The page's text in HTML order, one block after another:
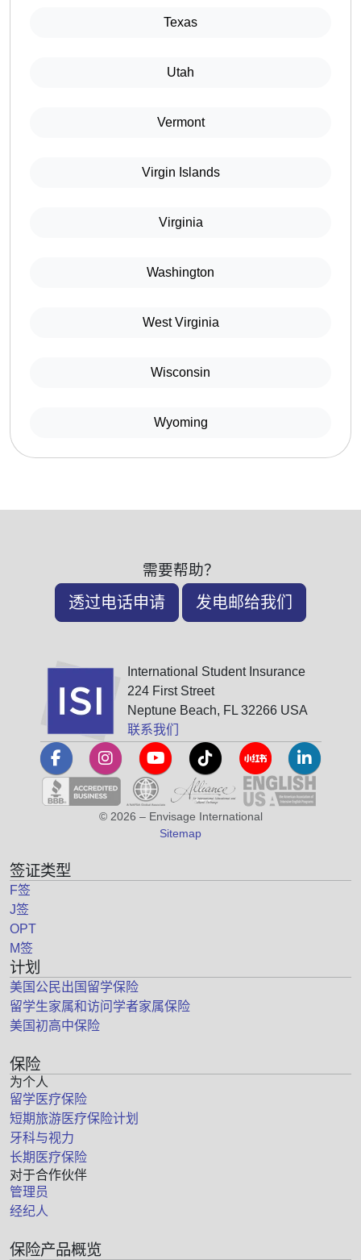
Texas
Utah
Vermont
Virgin Islands
Virginia
Washington
West Virginia
Wisconsin
Wyoming
需要帮助？
透过电话申请 发电邮给我们
International Student Insurance
224 First Street
Neptune Beach, FL 32266 USA
联系我们
© 2026 – Envisage International
Sitemap
签证类型
F签
J签
OPT
M签
计划
美国公民出国留学保险
留学生家属和访问学者家属保险
美国初高中保险
保险
为个人
留学医疗保险
短期旅游医疗保险计划
牙科与视力
长期医疗保险
对于合作伙伴
管理员
经纪人
保险产品概览